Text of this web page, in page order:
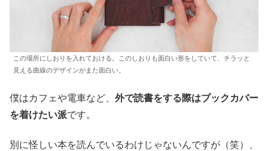
この場所にしおりを入れておける。このしおりも面白い形をしていて、チラッと
見える曲線のデザインがまた面白い。
僕はカフェや電車など、 外で読書をする際はブックカバー
を着けたい派です。
別に怪しい本を読んでいるわけじゃないんですが（笑）、